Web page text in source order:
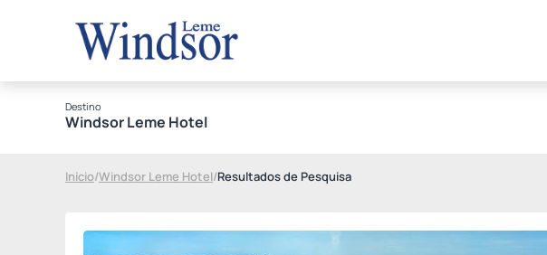
Destino
Windsor Leme Hotel
Início/Windsor Leme Hotel/Resultados de Pesquisa